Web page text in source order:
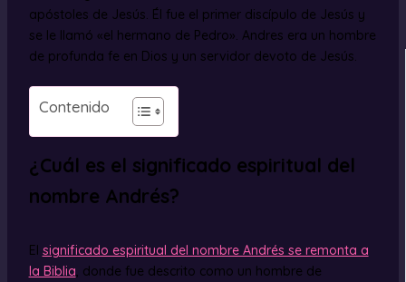
apóstoles de Jesús. Él fue el primer discípulo de Jesús y
se le llamó «el hermano de Pedro». Andres era un hombre
de profunda fe en Dios y un servidor devoto de Jesús.
Contenido
¿Cuál es el significado espiritual del
nombre Andrés?
El significado espiritual del nombre Andrés se remonta a
la Biblia, donde fue descrito como un hombre de